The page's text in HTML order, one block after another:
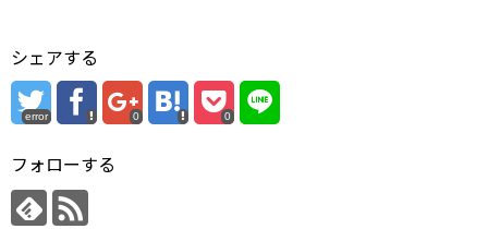
シェアする
error 0 0
フォローする